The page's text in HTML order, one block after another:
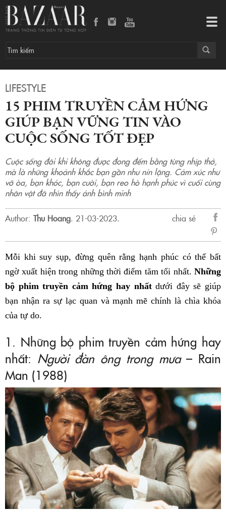
LIFESTYLE
15 PHIM TRUYỀN CẢM HỨNG
GIÚP BẠN VỮNG TIN VÀO
CUỘC SỐNG TỐT ĐẸP
Cuộc sống đôi khi không được đong đếm bằng từng nhịp thở,
mà là những khoảnh khắc bạn gần như nín lặng. Cảm xúc như
vỡ òa, bạn khóc, bạn cười, bạn reo hò hạnh phúc vì cuối cùng
nhân vật đã nhìn thấy ánh bình minh
Author: Thu Hoang. 21-03-2023.
chia sẻ
sẻ
Mỗi khi suy sụp, đừng quên rằng hạnh phúc có thể bất
ngờ xuất hiện trong những thời điểm tăm tối nhất. Những
bộ phim truyền cảm hứng hay nhấtdưới đây sẽ giúp
bạn nhận ra sự lạc quan và mạnh mẽ chính là chìa khóa
của tự do.
1. Những bộ phim truyền cảm hứng hay
nhất: Người đàn ông trong mưa– Rain
Man (1988)